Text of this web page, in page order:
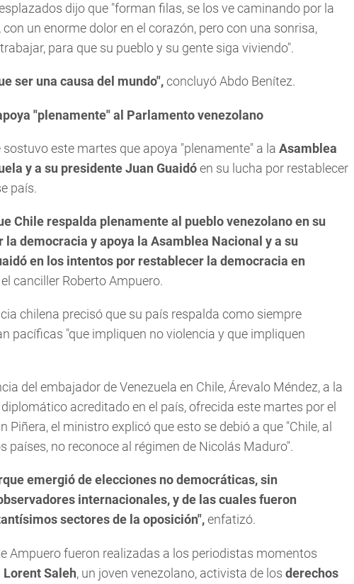
dijo que "forman filas, se los ve caminando por la
un enorme dolor en el corazón, pero con una sonrisa,
para que su pueblo y su gente siga viviendo".
ser una causa del mundo",concluyó Abdo Benítez.
"plenamente" al Parlamento venezolano
sostuvo este martes que apoya "plenamente" a la Asamblea
y a su presidente Juan Guaidóen su lucha por restablecer
país.
Chile respalda plenamente al pueblo venezolano en su
la democracia y apoya la Asamblea Nacional y a su
en los intentos por restablecer la democracia en
canciller Roberto Ampuero.
chilena precisó que su país respalda como siempre
pacíficas "que impliquen no violencia y que impliquen
del embajador de Venezuela en Chile, Árevalo Méndez, a la
acreditado en el país, ofrecida este martes por el
Piñera, el ministro explicó que esto se debió a que "Chile, al
países, no reconoce al régimen de Nicolás Maduro".
emergió de elecciones no democráticas, sin
internacionales, y de las cuales fueron
sectores de la oposición",enfatizó.
Ampuero fueron realizadas a los periodistas momentos
Lorent Saleh, un joven venezolano, activista de los derechos